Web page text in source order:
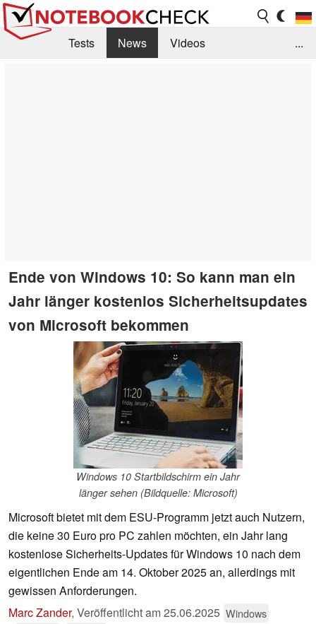
Tests News
Videos
...
Ende von Windows 10: So kann man ein
Jahr länger kostenlos Sicherheitsupdates
von Microsoft bekommen
Windows 10 Startbildschirm ein Jahr
länger sehen (Bildquelle: Microsoft)
Microsoft bietet mit dem ESU-Programm jetzt auch Nutzern,
die keine 30 Euro pro PC zahlen möchten, ein Jahr lang
kostenlose Sicherheits-Updates für Windows 10 nach dem
eigentlichen Ende am 14. Oktober 2025 an, allerdings mit
gewissen Anforderungen.
Marc Zander, Veröffentlicht am25.06.2025 Windows